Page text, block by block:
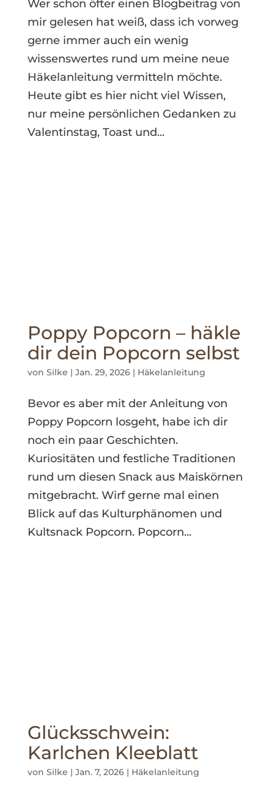
Wer schon öfter einen Blogbeitrag von
mir gelesen hat weiß, dass ich vorweg
gerne immer auch ein wenig
wissenswertes rund um meine neue
Häkelanleitung vermitteln möchte.
Heute gibt es hier nicht viel Wissen,
nur meine persönlichen Gedanken zu
Valentinstag, Toast und...
Poppy Popcorn – häkle
dir dein Popcorn selbst
von Silke | Jan. 29, 2026| Häkelanleitung
Bevor es aber mit der Anleitung von
Poppy Popcorn losgeht, habe ich dir
noch ein paar Geschichten.
Kuriositäten und festliche Traditionen
rund um diesen Snack aus Maiskörnen
mitgebracht. Wirf gerne mal einen
Blick auf das Kulturphänomen und
Kultsnack Popcorn. Popcorn...
Glücksschwein:
Karlchen Kleeblatt
von Silke | Jan. 7, 2026| Häkelanleitung